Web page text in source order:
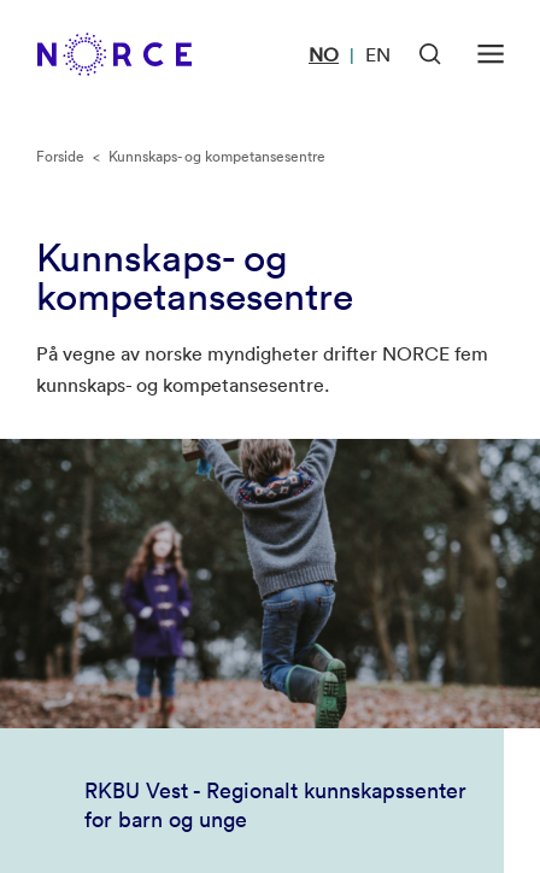
NO | EN
Forside < Kunnskaps- og kompetansesentre
Kunnskaps- og
kompetansesentre
På vegne av norske myndigheter drifter NORCE fem
kunnskaps- og kompetansesentre.
RKBU Vest - Regionalt kunnskapssenter
for barn og unge